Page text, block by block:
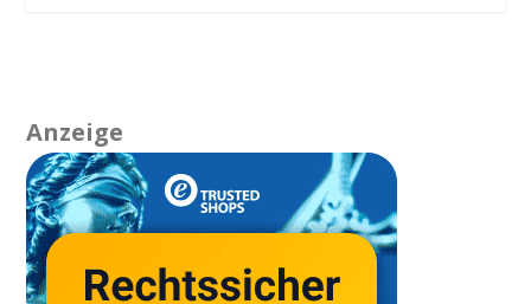
Anzeige